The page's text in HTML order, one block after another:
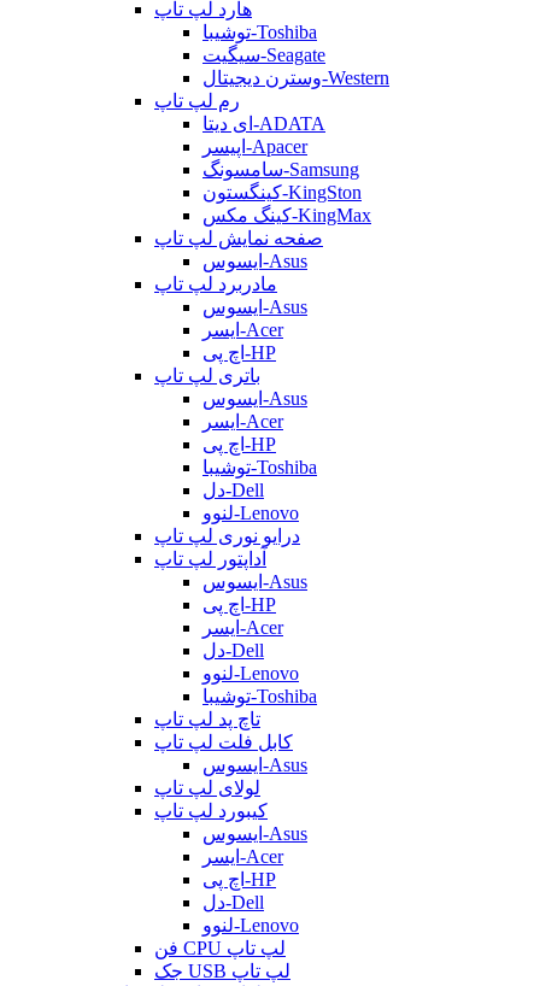
هارد لپ تاپ
توشیبا-Toshiba
سیگیت-Seagate
وسترن دیجیتال-Western
رم لپ تاپ
ای دیتا-ADATA
اپیسر-Apacer
سامسونگ-Samsung
کینگستون-KingSton
کینگ مکس-KingMax
صفحه نمایش لپ تاپ
ایسوس-Asus
مادربرد لپ تاپ
ایسوس-Asus
ایسر-Acer
اچ پی-HP
باتری لپ تاپ
ایسوس-Asus
ایسر-Acer
اچ پی-HP
توشیبا-Toshiba
دل-Dell
لنوو-Lenovo
درایو نوری لپ تاپ
آداپتور لپ تاپ
ایسوس-Asus
اچ پی-HP
ایسر-Acer
دل-Dell
لنوو-Lenovo
توشیبا-Toshiba
تاچ پد لپ تاپ
کابل فلت لپ تاپ
ایسوس-Asus
لولای لپ تاپ
کیبورد لپ تاپ
ایسوس-Asus
ایسر-Acer
اچ پی-HP
دل-Dell
لنوو-Lenovo
فن CPU لپ تاپ
جک USB لپ تاپ